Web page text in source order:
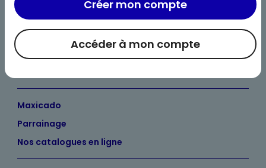
Bienvenue chez Maximo
Nos engagements
Maxicado
Parrainage
Nos catalogues en ligne
Accéder à mon compte
Créer mon compte